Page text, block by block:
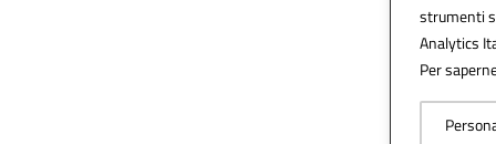
strumenti
Analytics
Per